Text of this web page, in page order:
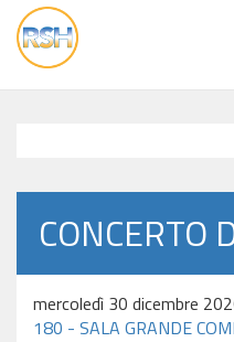
vai
alla
CONCERTO
mercoledì 30 dicembre
180 - SALA GRANDE